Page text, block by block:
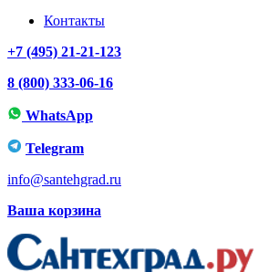
Контакты
+7 (495) 21-21-123
8 (800) 333-06-16
WhatsApp
Telegram
info@santehgrad.ru
Ваша корзина